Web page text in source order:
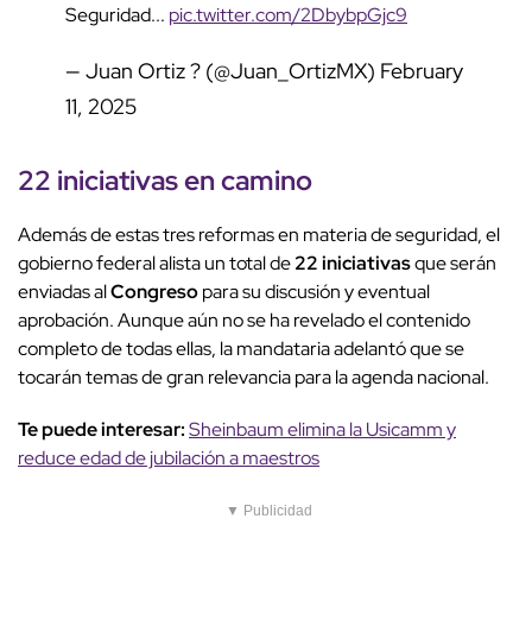
Seguridad... pic.twitter.com/2DbybpGjc9
— Juan Ortiz ? (@Juan_OrtizMX) February
11, 2025
22 iniciativasen camino
Además de estas tres reformas en materia de seguridad, el
gobierno federal alista un total de22 iniciativasque serán
enviadas alCongresopara su discusión y eventual
aprobación. Aunque aún no se ha revelado el contenido
completo de todas ellas, la mandataria adelantó que se
tocarán temas de gran relevancia para la agenda nacional.
Te puede interesar:Sheinbaum elimina la Usicamm y
reduce edad de jubilación a maestros
▼ Publicidad